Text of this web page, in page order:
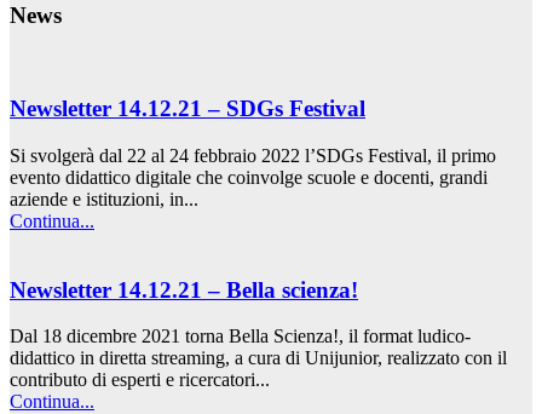
News
Newsletter 14.12.21 – SDGs Festival
Si svolgerà dal 22 al 24 febbraio 2022 l’SDGs Festival, il primo
evento didattico digitale che coinvolge scuole e docenti, grandi
aziende e istituzioni, in...
Continua...
Newsletter 14.12.21 – Bella scienza!
Dal 18 dicembre 2021 torna Bella Scienza!, il format ludico-
didattico in diretta streaming, a cura di Unijunior, realizzato con il
contributo di esperti e ricercatori...
Continua...